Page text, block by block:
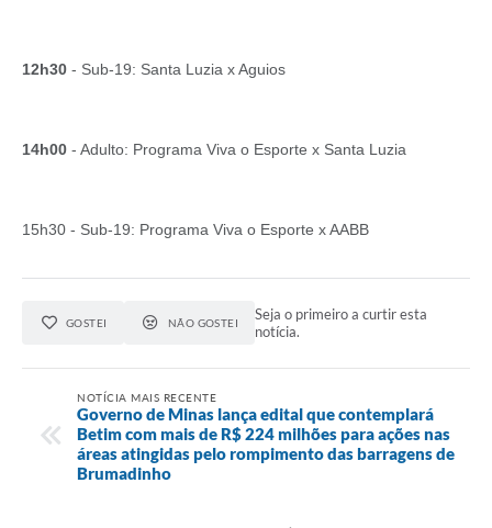
12h30 - Sub-19: Santa Luzia x Aguios
14h00 - Adulto: Programa Viva o Esporte x Santa Luzia
15h30 - Sub-19: Programa Viva o Esporte x AABB
GOSTEI NÃO GOSTEI
Seja o primeiro a curtir esta
notícia.
NOTÍCIA MAIS RECENTE
Governo de Minas lança edital que contemplará
Betim com mais de R$ 224 milhões para ações nas
áreas atingidas pelo rompimento das barragens de
Brumadinho